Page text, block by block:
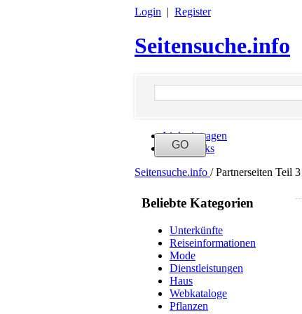
Login | Register
Seitensuche.info
Link eintragen
Neue Links
Seitensuche.info / Partnerseiten Teil 3
Beliebte Kategorien
Unterkünfte
Reiseinformationen
Mode
Dienstleistungen
Haus
Webkataloge
Pflanzen